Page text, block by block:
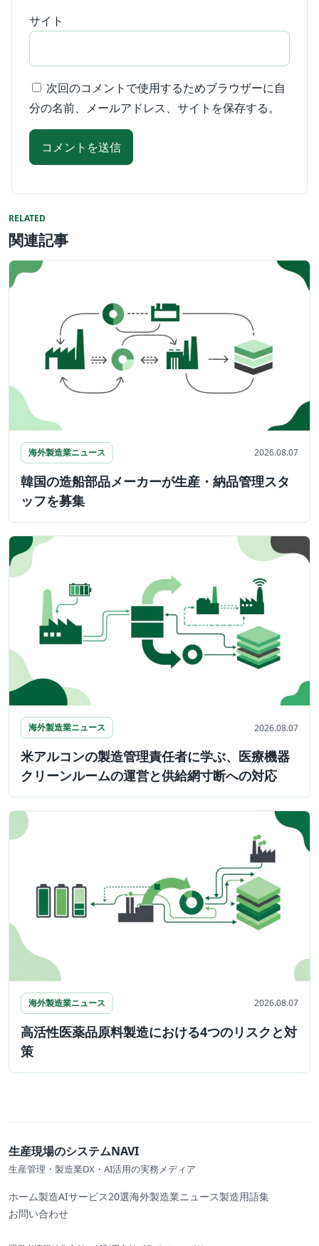
サイト
次回のコメントで使用するためブラウザーに自
分の名前、メールアドレス、サイトを保存する。
RELATED
関連記事
海外製造業ニュース 2026.08.07
韓国の造船部品メーカーが生産・納品管理スタ
ッフを募集
海外製造業ニュース 2026.08.07
米アルコンの製造管理責任者に学ぶ、医療機器
クリーンルームの運営と供給網寸断への対応
海外製造業ニュース 2026.08.07
高活性医薬品原料製造における4つのリスクと対
策
生産現場のシステムNAVI
生産管理・製造業DX・AI活用の実務メディア
ホーム製造AIサービス20選海外製造業ニュース製造用語集
お問い合わせ